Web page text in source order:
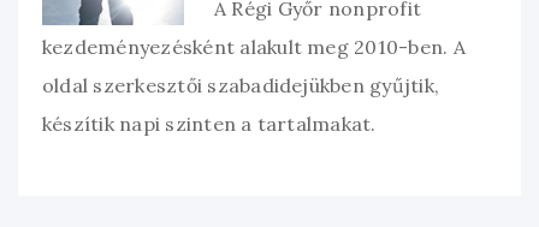
A Régi Győr nonprofit
kezdeményezésként alakult meg 2010-ben. A
oldal szerkesztői szabadidejükben gyűjtik,
készítik napi szinten a tartalmakat.